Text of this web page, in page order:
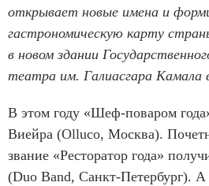
открывает новые имена и
гастрономическую карту
в новом здании
театра им. Галиасгара Камала
В этом году «Шеф-поваром
Виейра (Olluco, Москва).
звание «Ресторатор года»
(Duo Band, Санкт-Петербург). А